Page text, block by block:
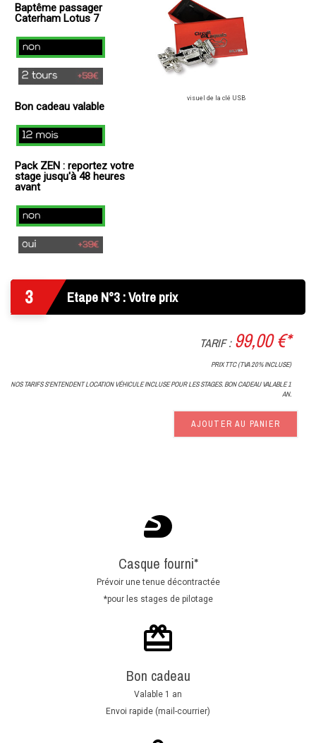
visuel de la clé USB
+
Baptême passager
Caterham Lotus 7
non
2
(+
59€
)
Bon cadeau valable
12
Pack ZEN : reportez votre
stage jusqu'à 48 heures
avant
Non
Oui
39€
3 Etape N°3 : Votre prix
TARIF : 99,00 €*
PRIX TTC (TVA 20% INCLUSE)
NOS TARIFS S'ENTENDENT LOCATION VÉHICULE INCLUSE POUR LES STAGES. BON CADEAU VALABLE 1
AN.
AJOUTER AU PANIER
Casque fourni*
Prévoir une tenue décontractée
*pour les stages de pilotage
Bon cadeau
Valable 1 an
Envoi rapide (mail-courrier)